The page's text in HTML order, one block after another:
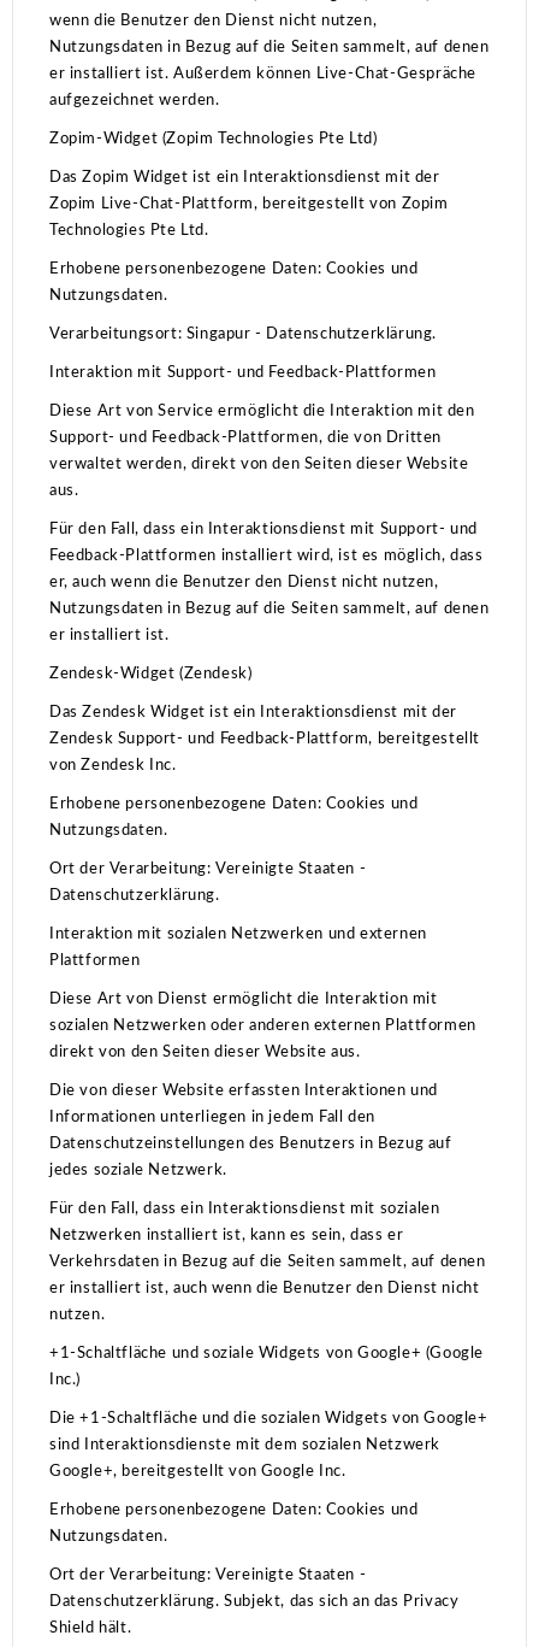
wenn die Benutzer den Dienst nicht nutzen,
Nutzungsdaten in Bezug auf die Seiten sammelt, auf denen
er installiert ist. Außerdem können Live-Chat-Gespräche
aufgezeichnet werden.
Zopim-Widget (Zopim Technologies Pte Ltd)
Das Zopim Widget ist ein Interaktionsdienst mit der
Zopim Live-Chat-Plattform, bereitgestellt von Zopim
Technologies Pte Ltd.
Erhobene personenbezogene Daten: Cookies und
Nutzungsdaten.
Verarbeitungsort: Singapur - Datenschutzerklärung.
Interaktion mit Support- und Feedback-Plattformen
Diese Art von Service ermöglicht die Interaktion mit den
Support- und Feedback-Plattformen, die von Dritten
verwaltet werden, direkt von den Seiten dieser Website
aus.
Für den Fall, dass ein Interaktionsdienst mit Support- und
Feedback-Plattformen installiert wird, ist es möglich, dass
er, auch wenn die Benutzer den Dienst nicht nutzen,
Nutzungsdaten in Bezug auf die Seiten sammelt, auf denen
er installiert ist.
Zendesk-Widget (Zendesk)
Das Zendesk Widget ist ein Interaktionsdienst mit der
Zendesk Support- und Feedback-Plattform, bereitgestellt
von Zendesk Inc.
Erhobene personenbezogene Daten: Cookies und
Nutzungsdaten.
Ort der Verarbeitung: Vereinigte Staaten -
Datenschutzerklärung.
Interaktion mit sozialen Netzwerken und externen
Plattformen
Diese Art von Dienst ermöglicht die Interaktion mit
sozialen Netzwerken oder anderen externen Plattformen
direkt von den Seiten dieser Website aus.
Die von dieser Website erfassten Interaktionen und
Informationen unterliegen in jedem Fall den
Datenschutzeinstellungen des Benutzers in Bezug auf
jedes soziale Netzwerk.
Für den Fall, dass ein Interaktionsdienst mit sozialen
Netzwerken installiert ist, kann es sein, dass er
Verkehrsdaten in Bezug auf die Seiten sammelt, auf denen
er installiert ist, auch wenn die Benutzer den Dienst nicht
nutzen.
+1-Schaltfläche und soziale Widgets von Google+ (Google
Inc.)
Die +1-Schaltfläche und die sozialen Widgets von Google+
sind Interaktionsdienste mit dem sozialen Netzwerk
Google+, bereitgestellt von Google Inc.
Erhobene personenbezogene Daten: Cookies und
Nutzungsdaten.
Ort der Verarbeitung: Vereinigte Staaten -
Datenschutzerklärung.Subjekt, das sich an das Privacy
Shield hält.